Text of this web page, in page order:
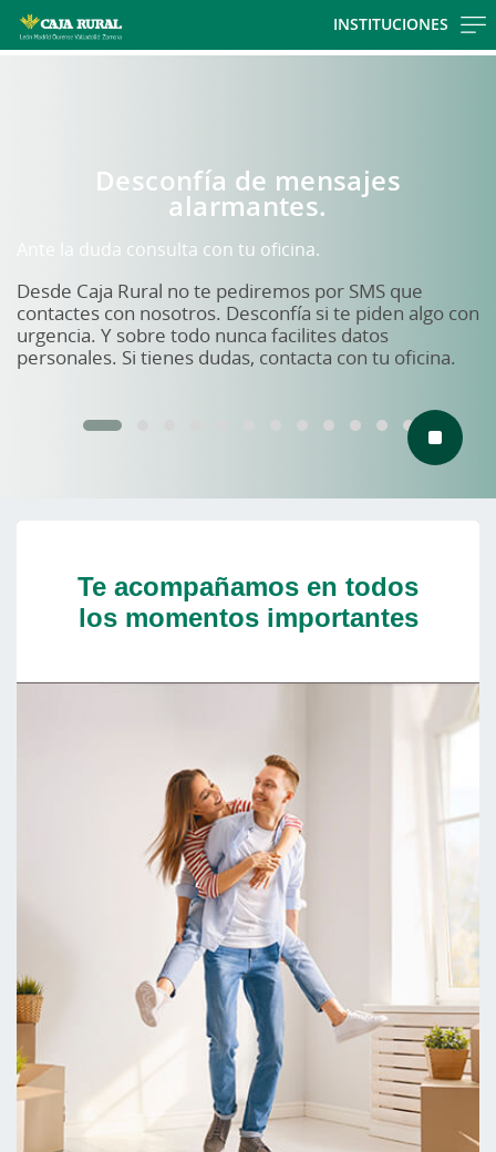
INSTITUCIONES
Jovenin.music congela el tiempo...
programa Joven in. Precio exclusivo para los primeros
667 abonos. Válido desde el 10/12/25 y para un
máximo de 4 abonos por persona
Te acompañamos en todos
los momentos importantes